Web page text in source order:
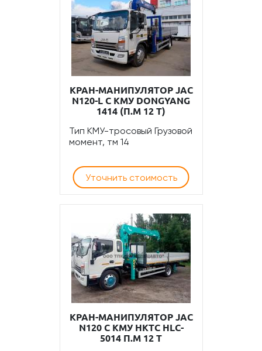
КРАН-МАНИПУЛЯТОР JAC
N120-L С КМУ DONGYANG
1414 (П.М 12 Т)
Тип КМУ-тросовый Грузовой
момент, тм 14
Уточнить стоимость
КРАН-МАНИПУЛЯТОР JAC
N120 С КМУ HKTC HLC-
5014 П.М 12 Т